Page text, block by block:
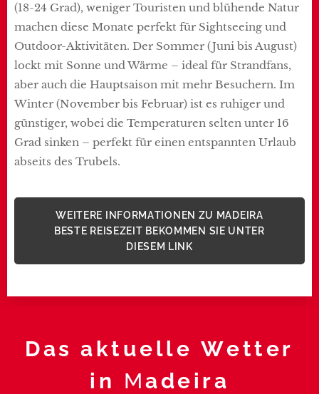
(18-24 Grad), weniger Touristen und blühende Natur
machen diese Monate perfekt für Sightseeing und
Outdoor-Aktivitäten. Der Sommer (Juni bis August)
lockt mit Sonne und Wärme – ideal für Strandfans,
aber auch die Hauptsaison mit mehr Besuchern. Im
Winter (November bis Februar) ist es ruhiger und
günstiger, wobei die Temperaturen selten unter 16
Grad sinken – perfekt für einen entspannten Urlaub
abseits des Trubels.
WEITERE INFORMATIONEN ZU MADEIRA
BESTE REISEZEIT BEKOMMEN SIE UNTER
DIESEM LINK
Das aktuelle Wetter
in Madeira